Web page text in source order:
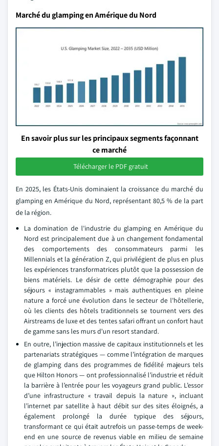
Marché du glamping en Amérique du Nord
En savoir plus sur les principaux segments façonnant
ce marché
Télécharger le PDF gratuit
En 2025, les États-Unis dominaient la croissance du marché du
glamping en Amérique du Nord, représentant 80,5 % de la part
de la région.
La domination de l'industrie du glamping en Amérique du
Nord est principalement due à un changement fondamental
des comportements des consommateurs parmi les
Millennials et la génération Z, qui privilégient de plus en plus
les expériences transformatrices plutôt que la possession de
biens matériels. Le désir de cette démographie pour des
séjours « instagrammables » mais authentiques en pleine
nature a forcé une évolution dans le secteur de l'hôtellerie,
où les clients des hôtels traditionnels se tournent vers des
Airstreams de luxe et des tentes safari offrant un confort haut
de gamme sans les murs d'un resort standard.
En outre, l’injection massive de capitaux institutionnels et les
partenariats stratégiques — comme l’intégration de marques
de glamping dans des programmes de fidélité majeurs tels
que Hilton Honors — ont professionnalisé l’industrie et réduit
la barrière à l’entrée pour les voyageurs grand public. L’essor
d’une infrastructure « travail depuis la nature », incluant
l’internet par satellite à haut débit sur des sites éloignés, a
également prolongé la durée typique des séjours,
transformant ce qui était autrefois un passe-temps de week-
end en une source de revenus viable en milieu de semaine